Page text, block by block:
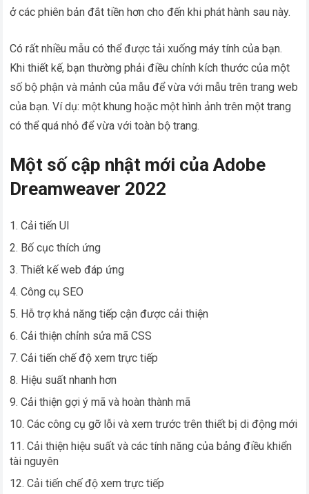
ở các phiên bản đắt tiền hơn cho đến khi phát hành sau này.
Có rất nhiều mẫu có thể được tải xuống máy tính của bạn.
Khi thiết kế, bạn thường phải điều chỉnh kích thước của một
số bộ phận và mảnh của mẫu để vừa với mẫu trên trang web
của bạn. Ví dụ: một khung hoặc một hình ảnh trên một trang
có thể quá nhỏ để vừa với toàn bộ trang.
Một số cập nhật mới của Adobe
Dreamweaver 2022
Cải tiến UI
Bố cục thích ứng
Thiết kế web đáp ứng
Công cụ SEO
Hỗ trợ khả năng tiếp cận được cải thiện
Cải thiện chỉnh sửa mã CSS
Cải tiến chế độ xem trực tiếp
Hiệu suất nhanh hơn
Cải thiện gợi ý mã và hoàn thành mã
Các công cụ gỡ lỗi và xem trước trên thiết bị di động mới
Cải thiện hiệu suất và các tính năng của bảng điều khiển
tài nguyên
Cải tiến chế độ xem trực tiếp